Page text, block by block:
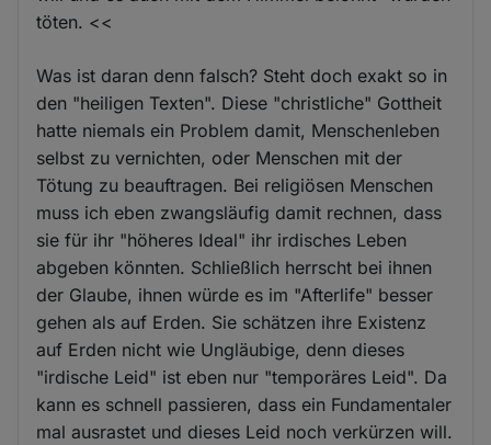
töten. <<
Was ist daran denn falsch? Steht doch exakt so in
den "heiligen Texten". Diese "christliche" Gottheit
hatte niemals ein Problem damit, Menschenleben
selbst zu vernichten, oder Menschen mit der
Tötung zu beauftragen. Bei religiösen Menschen
muss ich eben zwangsläufig damit rechnen, dass
sie für ihr "höheres Ideal" ihr irdisches Leben
abgeben könnten. Schließlich herrscht bei ihnen
der Glaube, ihnen würde es im "Afterlife" besser
gehen als auf Erden. Sie schätzen ihre Existenz
auf Erden nicht wie Ungläubige, denn dieses
"irdische Leid" ist eben nur "temporäres Leid". Da
kann es schnell passieren, dass ein Fundamentaler
mal ausrastet und dieses Leid noch verkürzen will.